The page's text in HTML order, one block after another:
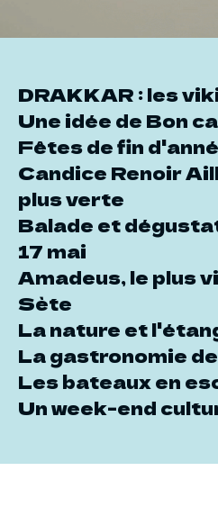
DRAKKAR : les
Une idée de Bon
Fêtes de fin
Candice Renoir
plus verte
Balade et
17 mai
Amadeus, le plus
Sète
La nature et
La gastronomie
Les bateaux en
Un week-end